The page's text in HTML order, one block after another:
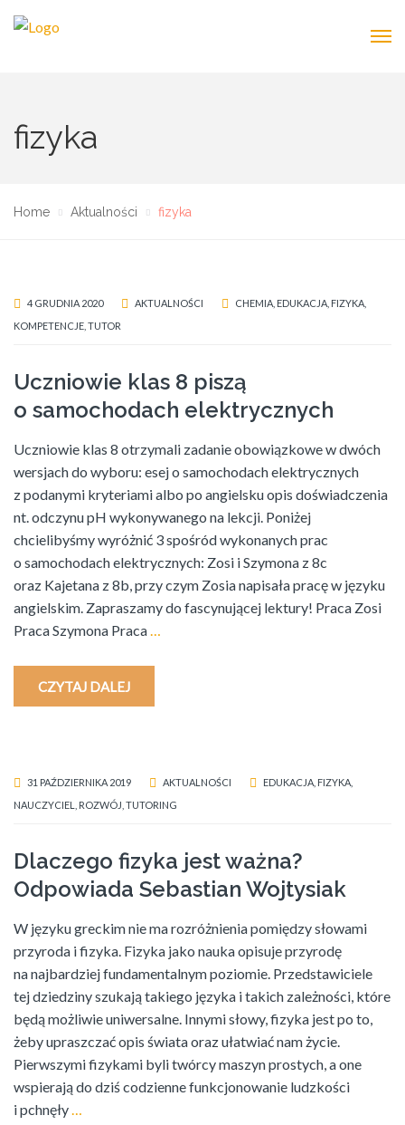
fizyka
Home Aktualności fizyka
4 GRUDNIA 2020 AKTUALNOŚCI CHEMIA EDUKACJA FIZYKA
KOMPETENCJE TUTOR
Uczniowie klas 8 piszą
o samochodach elektrycznych
Uczniowie klas 8 otrzymali zadanie obowiązkowe w dwóch
wersjach do wyboru: esej o samochodach elektrycznych
z podanymi kryteriami albo po angielsku opis doświadczenia
nt. odczynu pH wykonywanego na lekcji. Poniżej
chcielibyśmy wyróżnić 3 spośród wykonanych prac
o samochodach elektrycznych: Zosi i Szymona z 8c
oraz Kajetana z 8b, przy czym Zosia napisała pracę w języku
angielskim. Zapraszamy do fascynującej lektury! Praca Zosi
Praca Szymona Praca…
CZYTAJ DALEJ
31 PAŹDZIERNIKA 2019 AKTUALNOŚCI EDUKACJA FIZYKA
NAUCZYCIEL
ROZWÓJ TUTORING
Dlaczego fizyka jest ważna?
Odpowiada Sebastian Wojtysiak
W języku greckim nie ma rozróżnienia pomiędzy słowami
przyroda i fizyka. Fizyka jako nauka opisuje przyrodę
na najbardziej fundamentalnym poziomie. Przedstawiciele
tej dziedziny szukają takiego języka i takich zależności, które
będą możliwie uniwersalne. Innymi słowy, fizyka jest po to,
żeby upraszczać opis świata oraz ułatwiać nam życie.
Pierwszymi fizykami byli twórcy maszyn prostych, a one
wspierają do dziś codzienne funkcjonowanie ludzkości
i pchnęły…